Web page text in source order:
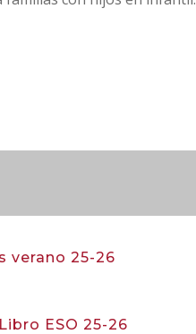
verano 25-26
ESO 25-26